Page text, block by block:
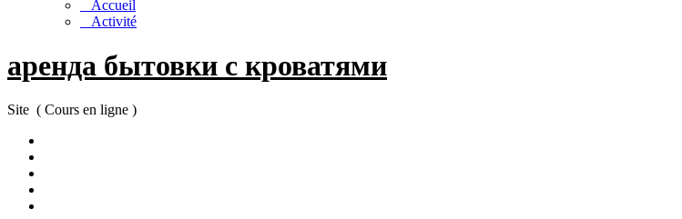
Accueil
Activité
аренда бытовки с кроватями
Site ( Cours en ligne )